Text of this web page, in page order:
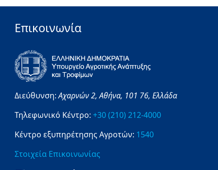
Επικοινωνία
Διεύθυνση:Αχαρνών 2,Αθήνα, 101 76, Ελλάδα
Τηλεφωνικό Κέντρο: +30 (210) 212-4000
Κέντρο εξυπηρέτησης Αγροτών: 1540
Στοιχεία Επικοινωνίας